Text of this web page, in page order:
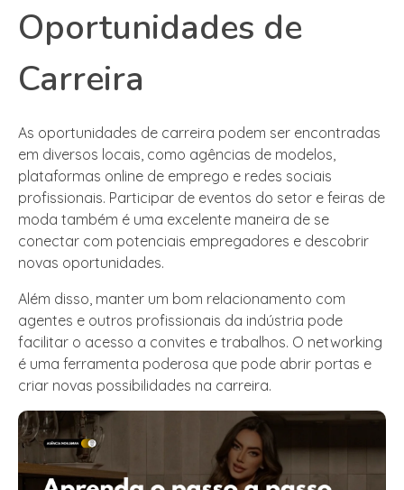
Oportunidades de
Carreira
As oportunidades de carreira podem ser encontradas
em diversos locais, como agências de modelos,
plataformas online de emprego e redes sociais
profissionais. Participar de eventos do setor e feiras de
moda também é uma excelente maneira de se
conectar com potenciais empregadores e descobrir
novas oportunidades.
Além disso, manter um bom relacionamento com
agentes e outros profissionais da indústria pode
facilitar o acesso a convites e trabalhos. O networking
é uma ferramenta poderosa que pode abrir portas e
criar novas possibilidades na carreira.